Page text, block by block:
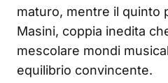
maturo, mentre il quinto
Masini, coppia inedita
mescolare mondi
equilibrio convincente.